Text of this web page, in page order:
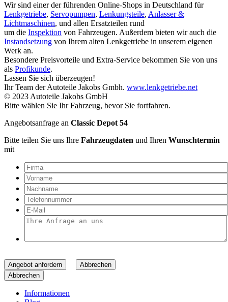
Wir sind einer der führenden Online-Shops in Deutschland für
Lenkgetriebe, Servopumpen, Lenkungsteile, Anlasser &
Lichtmaschinen, und allen Ersatzteilen rund
um die Inspektion von Fahrzeugen. Außerdem bieten wir auch die
Instandsetzung von Ihrem alten Lenkgetriebe in unserem eigenen
Werk an.
Besondere Preisvorteile und Extra-Service bekommen Sie von uns
als Profikunde.
Lassen Sie sich überzeugen!
Ihr Team der Autoteile Jakobs Gmbh. www.lenkgetriebe.net
© 2023 Autoteile Jakobs GmbH
Bitte wählen Sie Ihr Fahrzeug, bevor Sie fortfahren.
Angebotsanfrage an Classic Depot 54
Bitte teilen Sie uns Ihre Fahrzeugdaten und Ihren Wunschtermin
mit
Angebot anfordern
Abbrechen
Abbrechen
Informationen